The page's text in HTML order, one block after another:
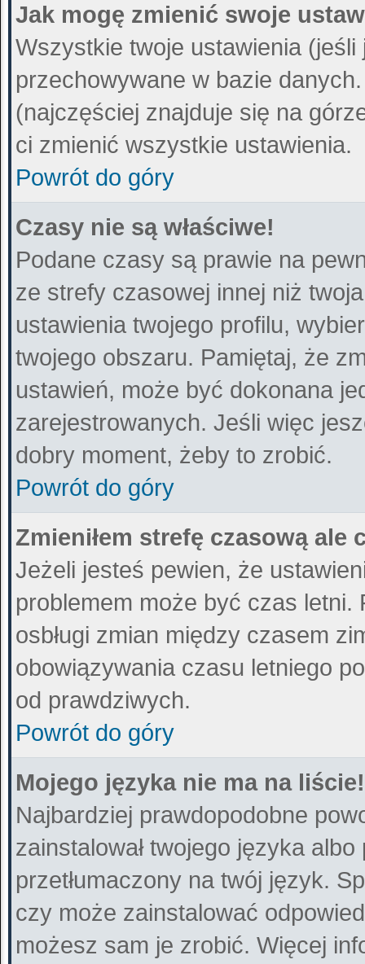
Jak mogę zmienić swoje
Wszystkie twoje ustawienia
przechowywane w bazie
(najczęściej znajduje się na
ci zmienić wszystkie ustawienia.
Powrót do góry
Czasy nie są właściwe!
Podane czasy są prawie na
ze strefy czasowej innej niż
ustawienia twojego profilu,
twojego obszaru. Pamiętaj, że
ustawień, może być dokonana
zarejestrowanych. Jeśli więc
dobry moment, żeby to zrobić.
Powrót do góry
Zmieniłem strefę czasową ale
Jeżeli jesteś pewien, że
problemem może być czas
osbługi zmian między czasem
obowiązywania czasu letniego
od prawdziwych.
Powrót do góry
Mojego języka nie ma na liście!
Najbardziej prawdopodobne
zainstalował twojego języka
przetłumaczony na twój język.
czy może zainstalować
możesz sam je zrobić. Więcej